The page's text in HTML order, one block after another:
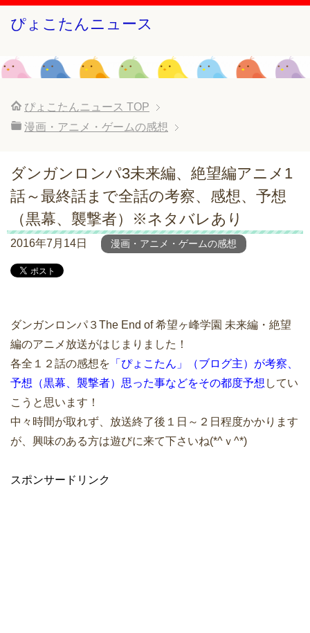
ぴょこたんニュース
ぴょこたんニュース TOP
漫画・アニメ・ゲームの感想
ダンガンロンパ3未来編、絶望編アニメ1
話～最終話まで全話の考察、感想、予想
（黒幕、襲撃者）※ネタバレあり
2016年7月14日 漫画・アニメ・ゲームの感想
ダンガンロンパ３The End of 希望ヶ峰学園 未来編・絶望
編のアニメ放送がはじまりました！
各全１２話の感想を 「ぴょこたん」（ブログ主）が考察、
予想（黒幕、襲撃者）思った事などをその都度予想 してい
こうと思います！
中々時間が取れず、放送終了後１日～２日程度かかります
が、興味のある方は遊びに来て下さいね(*^ｖ^*)
スポンサードリンク